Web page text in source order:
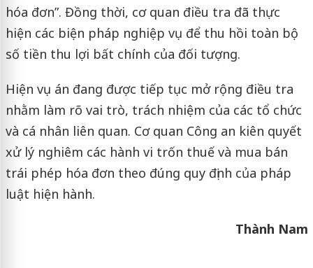
hóa đơn”. Đồng thời, cơ quan điều tra đã thực
hiện các biện pháp nghiệp vụ để thu hồi toàn bộ
số tiền thu lợi bất chính của đối tượng.
Hiện vụ án đang được tiếp tục mở rộng điều tra
nhằm làm rõ vai trò, trách nhiệm của các tổ chức
và cá nhân liên quan. Cơ quan Công an kiên quyết
xử lý nghiêm các hành vi trốn thuế và mua bán
trái phép hóa đơn theo đúng quy định của pháp
luật hiện hành.
Thành Nam